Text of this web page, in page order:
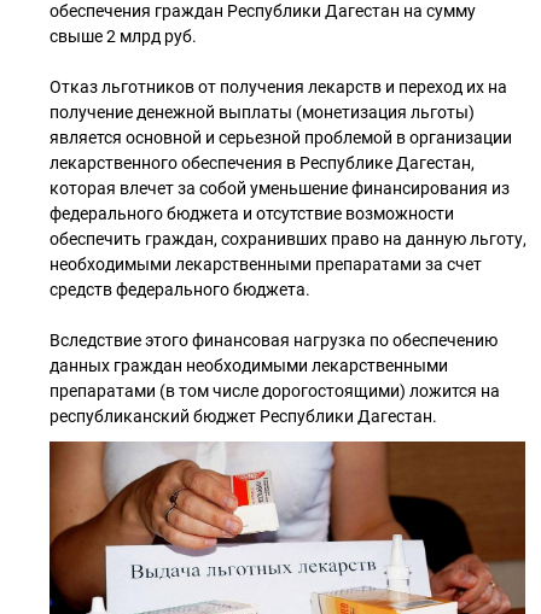
обеспечения граждан Республики Дагестан на сумму
свыше 2 млрд руб.
Отказ льготников от получения лекарств и переход их на
получение денежной выплаты (монетизация льготы)
является основной и серьезной проблемой в организации
лекарственного обеспечения в Республике Дагестан,
которая влечет за собой уменьшение финансирования из
федерального бюджета и отсутствие возможности
обеспечить граждан, сохранивших право на данную льготу,
необходимыми лекарственными препаратами за счет
средств федерального бюджета.
Вследствие этого финансовая нагрузка по обеспечению
данных граждан необходимыми лекарственными
препаратами (в том числе дорогостоящими) ложится на
республиканский бюджет Республики Дагестан.